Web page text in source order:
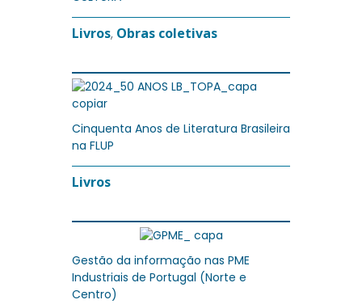
Livros, Obras coletivas
Cinquenta Anos de Literatura Brasileira
na FLUP
Livros
Gestão da informação nas PME
Industriais de Portugal (Norte e
Centro)